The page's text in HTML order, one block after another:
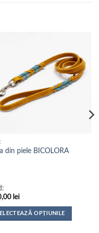
din piele BICOLORA
lei
OPȚIUNILE